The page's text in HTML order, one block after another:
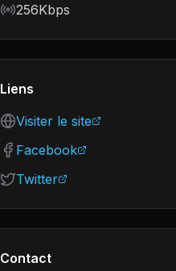
Bitrate
256Kbps
Liens
Visiter le site
Facebook
Twitter
Contact